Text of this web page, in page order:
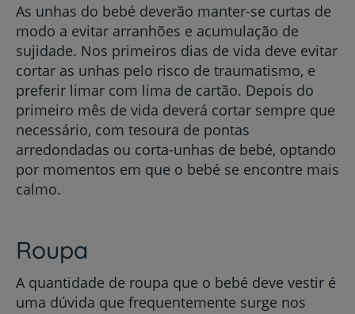
As unhas do bebé deverão manter-se curtas de
modo a evitar arranhões e acumulação de
sujidade. Nos primeiros dias de vida deve evitar
cortar as unhas pelo risco de traumatismo, e
preferir limar com lima de cartão. Depois do
primeiro mês de vida deverá cortar sempre que
necessário, com tesoura de pontas
arredondadas ou corta-unhas de bebé, optando
por momentos em que o bebé se encontre mais
calmo.
Roupa
A quantidade de roupa que o bebé deve vestir é
uma dúvida que frequentemente surge nos